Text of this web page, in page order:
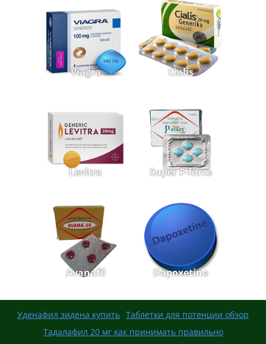
Viagra Cialis
Levitra Super P-force
Avanafil Dapoxetine
Уденафил зидена купить Таблетки для потенции обзор
Тадалафил 20 мг как принимать правильно